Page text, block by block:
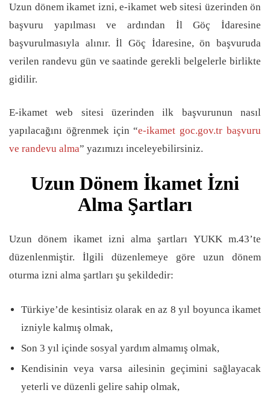
Uzun dönem ikamet izni, e-ikamet web sitesi üzerinden ön
başvuru yapılması ve ardından İl Göç İdaresine
başvurulmasıyla alınır. İl Göç İdaresine, ön başvuruda
verilen randevu gün ve saatinde gerekli belgelerle birlikte
gidilir.
E-ikamet web sitesi üzerinden ilk başvurunun nasıl
yapılacağını öğrenmek için “e-ikamet goc.gov.tr başvuru
ve randevu alma” yazımızı inceleyebilirsiniz.
Uzun Dönem İkamet İzni
Alma Şartları
Uzun dönem ikamet izni alma şartları YUKK m.43’te
düzenlenmiştir. İlgili düzenlemeye göre uzun dönem
oturma izni alma şartları şu şekildedir:
Türkiye’de kesintisiz olarak en az 8 yıl boyunca ikamet
izniyle kalmış olmak,
Son 3 yıl içinde sosyal yardım almamış olmak,
Kendisinin veya varsa ailesinin geçimini sağlayacak
yeterli ve düzenli gelire sahip olmak,